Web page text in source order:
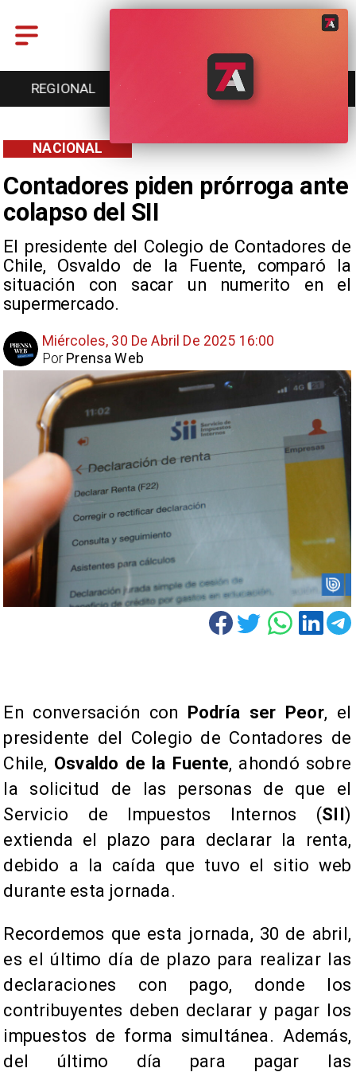
ENTRETENCIÓN
Contadores piden prórroga ante
colapso del SII
El presidente del Colegio de Contadores de
Chile, Osvaldo de la Fuente, comparó la
situación con sacar un numerito en el
supermercado.
NACIONAL
Miércoles, 30 De Abril De 2025 16:00
Prensa Web
Por
En conversación con Podría ser Peor, el
presidente del Colegio de Contadores de
Chile, Osvaldo de la Fuente, ahondó sobre
la solicitud de las personas de que el
Servicio de Impuestos Internos (SII)
extienda el plazo para declarar la renta,
debido a la caída que tuvo el sitio web
durante esta jornada.
Recordemos que esta jornada, 30 de abril,
es el último día de plazo para realizar las
declaraciones con pago, donde los
contribuyentes deben declarar y pagar los
impuestos de forma simultánea. Además,
del último día para pagar las